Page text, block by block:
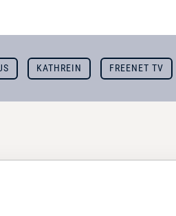
KATHREIN FREENET TV